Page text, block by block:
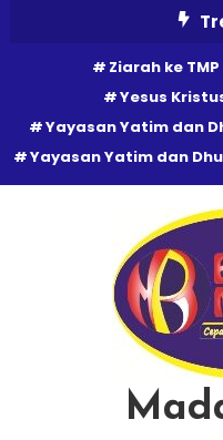
Ziarah ke
Yesus
Yayasan Yatim dan
Yayasan Yatim dan